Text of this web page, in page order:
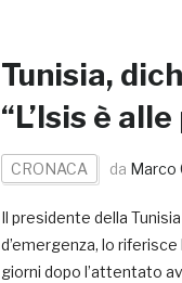
Tunisia,
“L’Isis è
CRONACA da Marco
Il presidente della
d’emergenza, lo
giorni dopo l’attentato